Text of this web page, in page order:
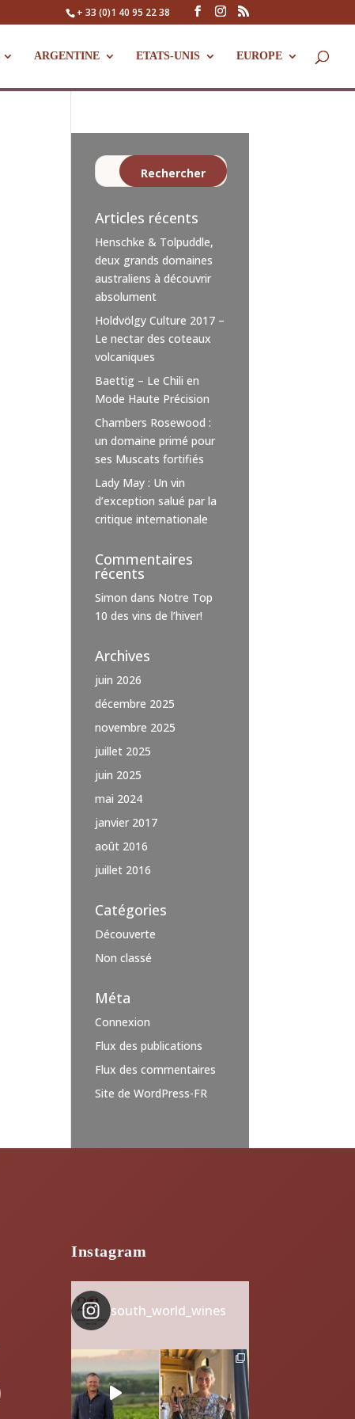
+ 33 (0)1 40 95 22 38
ARGENTINE ETATS-UNIS EUROPE
Articles récents
Henschke & Tolpuddle,
deux grands domaines
australiens à découvrir
absolument
Holdvölgy Culture 2017 –
Le nectar des coteaux
volcaniques
Baettig – Le Chili en
Mode Haute Précision
Chambers Rosewood :
un domaine primé pour
ses Muscats fortifiés
Lady May : Un vin
d’exception salué par la
critique internationale
Commentaires
récents
Simon dans Notre Top
10 des vins de l’hiver!
Archives
juin 2026
décembre 2025
novembre 2025
juillet 2025
juin 2025
mai 2024
janvier 2017
août 2016
juillet 2016
Catégories
Découverte
Non classé
Méta
Connexion
Flux des publications
Flux des commentaires
Site de WordPress-FR
Instagram
south_world_wines